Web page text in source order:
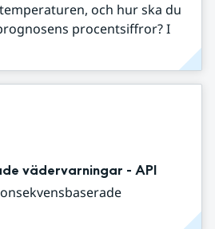
och hur ska du
procentsiffror? I
vädervarningar - API